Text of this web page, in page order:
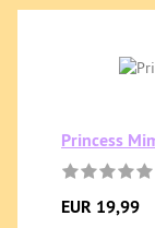
Princess
EUR 19,99